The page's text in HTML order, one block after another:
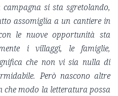
si sta sgretolando,
assomiglia a un cantiere in
le nuove opportunità sta
i villaggi, le famiglie,
che non vi sia nulla di
Però nascono altre
modo la letteratura possa